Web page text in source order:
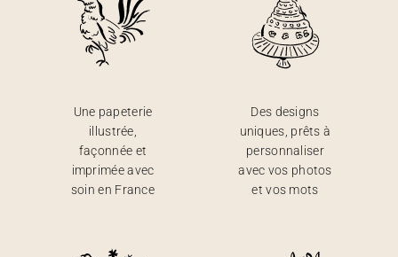
Une papeterie
illustrée,
façonnée et
imprimée avec
soin en France
Des designs
uniques, prêts à
personnaliser
avec vos photos
et vos mots